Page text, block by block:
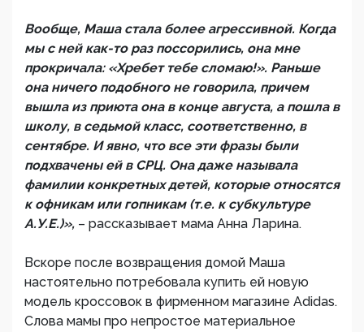
Вообще, Маша стала более агрессивной. Когда
мы с ней как-то раз поссорились, она мне
прокричала: «Хребет тебе сломаю!». Раньше
она ничего подобного не говорила, причем
вышла из приюта она в конце августа, а пошла в
школу, в седьмой класс, соответственно, в
сентябре. И явно, что все эти фразы были
подхвачены ей в СРЦ. Она даже называла
фамилии конкретных детей, которые относятся
к офникам или гопникам (т.е. к субкультуре
А.У.Е.)», – рассказывает мама Анна Ларина.
Вскоре после возвращения домой Маша
настоятельно потребовала купить ей новую
модель кроссовок в фирменном магазине Adidas.
Слова мамы про непростое материальное